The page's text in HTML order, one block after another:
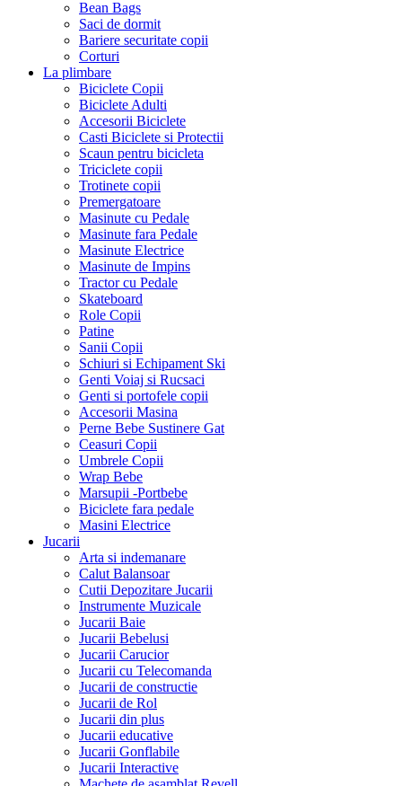
Bean Bags
Saci de dormit
Bariere securitate copii
Corturi
La plimbare
Biciclete Copii
Biciclete Adulti
Accesorii Biciclete
Casti Biciclete si Protectii
Scaun pentru bicicleta
Triciclete copii
Trotinete copii
Premergatoare
Masinute cu Pedale
Masinute fara Pedale
Masinute Electrice
Masinute de Impins
Tractor cu Pedale
Skateboard
Role Copii
Patine
Sanii Copii
Schiuri si Echipament Ski
Genti Voiaj si Rucsaci
Genti si portofele copii
Accesorii Masina
Perne Bebe Sustinere Gat
Ceasuri Copii
Umbrele Copii
Wrap Bebe
Marsupii -Portbebe
Biciclete fara pedale
Masini Electrice
Jucarii
Arta si indemanare
Calut Balansoar
Cutii Depozitare Jucarii
Instrumente Muzicale
Jucarii Baie
Jucarii Bebelusi
Jucarii Carucior
Jucarii cu Telecomanda
Jucarii de constructie
Jucarii de Rol
Jucarii din plus
Jucarii educative
Jucarii Gonflabile
Jucarii Interactive